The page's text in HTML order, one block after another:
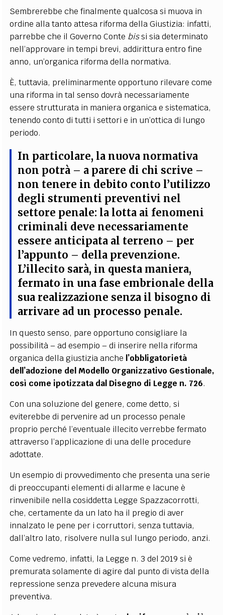
Sembrerebbe che finalmente qualcosa si muova in
ordine alla tanto attesa riforma della Giustizia: infatti,
parrebbe che il Governo Conte bissi sia determinato
nell’approvare in tempi brevi, addirittura entro fine
anno, un’organica riforma della normativa.
È, tuttavia, preliminarmente opportuno rilevare come
una riforma in tal senso dovrà necessariamente
essere strutturata in maniera organica e sistematica,
tenendo conto di tutti i settori e in un’ottica di lungo
periodo.
In particolare, la nuova normativa
non potrà – a parere di chi scrive –
non tenere in debito conto l’utilizzo
degli strumenti preventivi nel
settore penale: la lotta ai fenomeni
criminali deve necessariamente
essere anticipata al terreno – per
l’appunto – della prevenzione.
L’illecito sarà, in questa maniera,
fermato in una fase embrionale della
sua realizzazione senza il bisogno di
arrivare ad un processo penale.
In questo senso, pare opportuno consigliare la
possibilità – ad esempio – di inserire nella riforma
organica della giustizia anche l’obbligatorietà
dell’adozione del Modello Organizzativo Gestionale,
così come ipotizzata dal Disegno di Legge n. 726.
Con una soluzione del genere, come detto, si
eviterebbe di pervenire ad un processo penale
proprio perché l’eventuale illecito verrebbe fermato
attraverso l’applicazione di una delle procedure
adottate.
Un esempio di provvedimento che presenta una serie
di preoccupanti elementi di allarme e lacune è
rinvenibile nella cosiddetta Legge Spazzacorrotti,
che, certamente da un lato ha il pregio di aver
innalzato le pene per i corruttori, senza tuttavia,
dall’altro lato, risolvere nulla sul lungo periodo, anzi.
Come vedremo, infatti, la Legge n. 3 del 2019 si è
premurata solamente di agire dal punto di vista della
repressione senza prevedere alcuna misura
preventiva.